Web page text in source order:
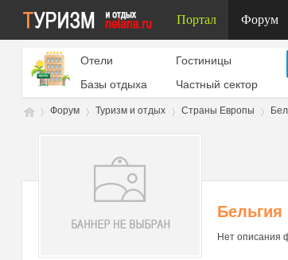
Портал Форум
Отели
Гостиницы
Базы отдыха
Частный сектор
Ту »
Форум Туризм и отдых Страны Европы
›
Бельгия
Нет описания